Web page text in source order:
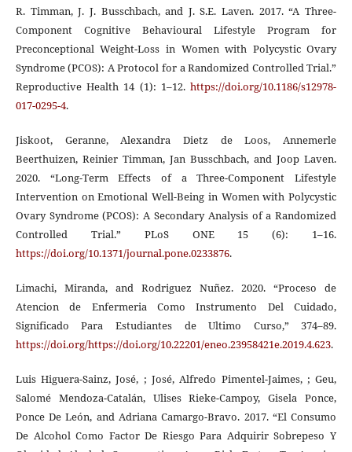
R. Timman, J. J. Busschbach, and J. S.E. Laven. 2017. “A Three-
Component Cognitive Behavioural Lifestyle Program for
Preconceptional Weight-Loss in Women with Polycystic Ovary
Syndrome (PCOS): A Protocol for a Randomized Controlled Trial.”
Reproductive Health 14 (1): 1–12.https://doi.org/10.1186/s12978-
017-0295-4.
Jiskoot, Geranne, Alexandra Dietz de Loos, Annemerle
Beerthuizen, Reinier Timman, Jan Busschbach, and Joop Laven.
2020. “Long-Term Effects of a Three-Component Lifestyle
Intervention on Emotional Well-Being in Women with Polycystic
Ovary Syndrome (PCOS): A Secondary Analysis of a Randomized
Controlled Trial.” PLoS ONE 15 (6): 1–16.
https://doi.org/10.1371/journal.pone.0233876.
Limachi, Miranda, and Rodriguez Nuñez. 2020. “Proceso de
Atencion de Enfermeria Como Instrumento Del Cuidado,
Significado Para Estudiantes de Ultimo Curso,” 374–89.
https://doi.org/https://doi.org/10.22201/eneo.23958421e.2019.4.623.
Luis Higuera-Sainz, José, ; José, Alfredo Pimentel-Jaimes, ; Geu,
Salomé Mendoza-Catalán, Ulises Rieke-Campoy, Gisela Ponce,
Ponce De León, and Adriana Camargo-Bravo. 2017. “El Consumo
De Alcohol Como Factor De Riesgo Para Adquirir Sobrepeso Y